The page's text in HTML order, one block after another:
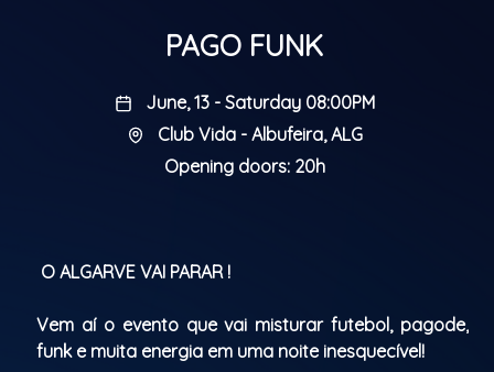
PAGO FUNK
June, 13 - Saturday 08:00PM
Club Vida - Albufeira, ALG
Opening doors: 20h
O ALGARVE VAI PARAR !
Vem aí o evento que vai misturar futebol, pagode,
funk e muita energia em uma noite inesquecível!